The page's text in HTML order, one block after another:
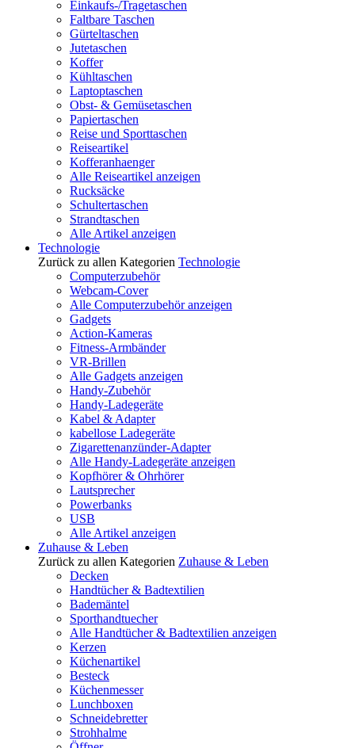
Einkaufs-/Tragetaschen
Faltbare Taschen
Gürteltaschen
Jutetaschen
Koffer
Kühltaschen
Laptoptaschen
Obst- & Gemüsetaschen
Papiertaschen
Reise und Sporttaschen
Reiseartikel
Kofferanhaenger
Alle Reiseartikel anzeigen
Rucksäcke
Schultertaschen
Strandtaschen
Alle Artikel anzeigen
Technologie
Zurück zu allen Kategorien Technologie
Computerzubehör
Webcam-Cover
Alle Computerzubehör anzeigen
Gadgets
Action-Kameras
Fitness-Armbänder
VR-Brillen
Alle Gadgets anzeigen
Handy-Zubehör
Handy-Ladegeräte
Kabel & Adapter
kabellose Ladegeräte
Zigarettenanzünder-Adapter
Alle Handy-Ladegeräte anzeigen
Kopfhörer & Ohrhörer
Lautsprecher
Powerbanks
USB
Alle Artikel anzeigen
Zuhause & Leben
Zurück zu allen Kategorien Zuhause & Leben
Decken
Handtücher & Badtextilien
Bademäntel
Sporthandtuecher
Alle Handtücher & Badtextilien anzeigen
Kerzen
Küchenartikel
Besteck
Küchenmesser
Lunchboxen
Schneidebretter
Strohhalme